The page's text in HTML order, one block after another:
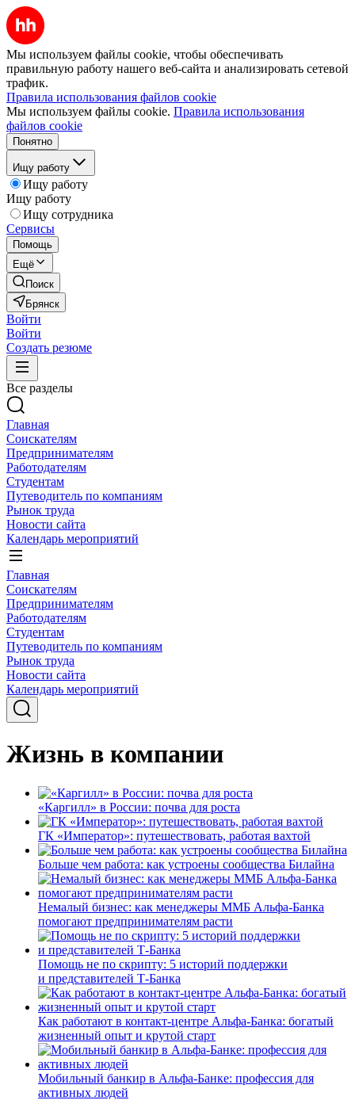
Мы используем файлы cookie, чтобы обеспечивать
правильную работу нашего веб-сайта и анализировать сетевой
трафик.
Правила использования файлов cookie
Мы используем файлы cookie. Правила использования
файлов cookie
Понятно
Ищу работу
Ищу работу
Ищу работу
Ищу сотрудника
Сервисы
Помощь
Ещё
Поиск
Брянск
Войти
Войти
Создать резюме
Все разделы
Главная
Соискателям
Предпринимателям
Работодателям
Студентам
Путеводитель по компаниям
Рынок труда
Новости сайта
Календарь мероприятий
Главная
Соискателям
Предпринимателям
Работодателям
Студентам
Путеводитель по компаниям
Рынок труда
Новости сайта
Календарь мероприятий
Жизнь в компании
«Каргилл» в России: почва для роста
ГК «Император»: путешествовать, работая вахтой
Больше чем работа: как устроены сообщества Билайна
Немалый бизнес: как менеджеры ММБ Альфа-Банка
помогают предпринимателям расти
Помощь не по скрипту: 5 историй поддержки
и представителей Т-Банка
Как работают в контакт-центре Альфа-Банка: богатый
жизненный опыт и крутой старт
Мобильный банкир в Альфа-Банке: профессия для
активных людей